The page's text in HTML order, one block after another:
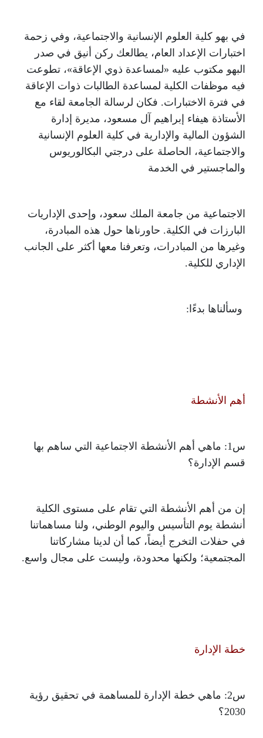
في بهو كلية العلوم الإنسانية والاجتماعية، وفي زحمة
اختبارات الإعداد العام، يطالعك ركن أنيق في صدر
البهو مكتوب عليه «لمساعدة ذوي الإعاقة»، تطوعت
فيه موظفات الكلية لمساعدة الطالبات ذوات الإعاقة
في فترة الاختبارات. فكان لرسالة الجامعة لقاء مع
الأستاذة هيفاء إبراهيم آل مسعود، مديرة إدارة
الشؤون المالية والإدارية في كلية العلوم الإنسانية
والاجتماعية، الحاصلة على درجتي البكالوريوس
والماجستير في الخدمة
الاجتماعية من جامعة الملك سعود، وإحدى الإداريات
البارزات في الكلية. حاورناها حول هذه المبادرة،
وغيرها من المبادرات، وتعرفنا معها أكثر على الجانب
الإداري للكلية.
وسألناها بدءًا:
أهم الأنشطة
س1: ماهي أهم الأنشطة الاجتماعية التي ساهم بها
قسم الإدارة؟
إن من أهم الأنشطة التي تقام على مستوى الكلية
أنشطة يوم التأسيس واليوم الوطني، ولنا مساهماتنا
في حفلات التخرج أيضاً، كما أن لدينا مشاركاتنا
المجتمعية؛ ولكنها محدودة، وليست على مجال واسع.
خطة الإدارة
س2: ماهي خطة الإدارة للمساهمة في تحقيق رؤية
2030؟